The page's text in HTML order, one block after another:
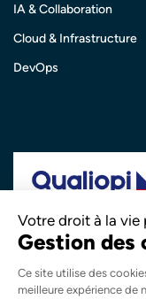
IA & Collaboration
Cloud & Infrastructure
DevOps
catégorie d’action